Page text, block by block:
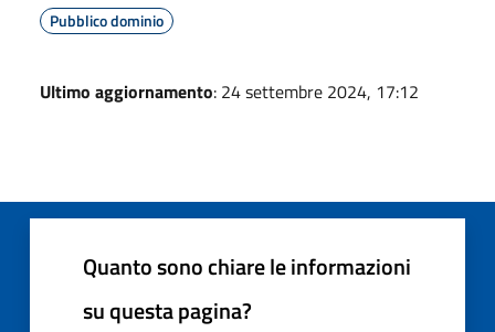
Pubblico dominio
Ultimo aggiornamento: 24 settembre 2024, 17:12
Quanto sono chiare le informazioni
su questa pagina?